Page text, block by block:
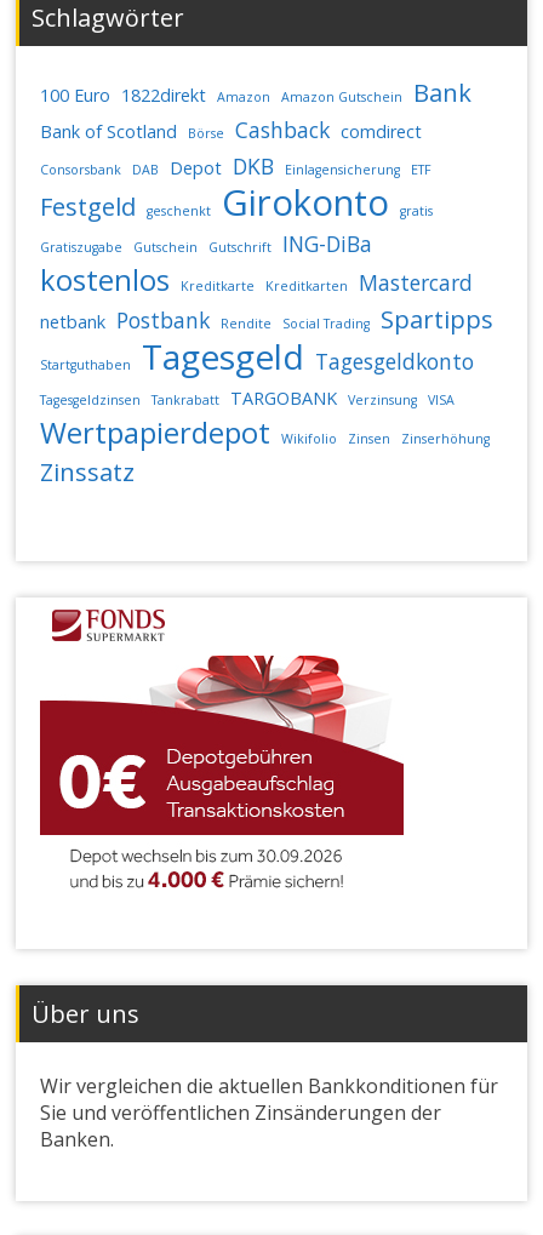
Schlagwörter
100 Euro 1822direkt Amazon Amazon Gutschein Bank
Bank of Scotland Börse Cashback comdirect
Consorsbank DAB Depot DKB Einlagensicherung ETF
Festgeld geschenkt Girokonto gratis
Gratiszugabe Gutschein Gutschrift ING-DiBa
kostenlos Kreditkarte Kreditkarten Mastercard
netbank Postbank Rendite Social Trading Spartipps
Startguthaben Tagesgeld Tagesgeldkonto
Tagesgeldzinsen Tankrabatt TARGOBANK Verzinsung VISA
Wertpapierdepot Wikifolio Zinsen Zinserhöhung
Zinssatz
Über uns
Wir vergleichen die aktuellen Bankkonditionen für
Sie und veröffentlichen Zinsänderungen der
Banken.